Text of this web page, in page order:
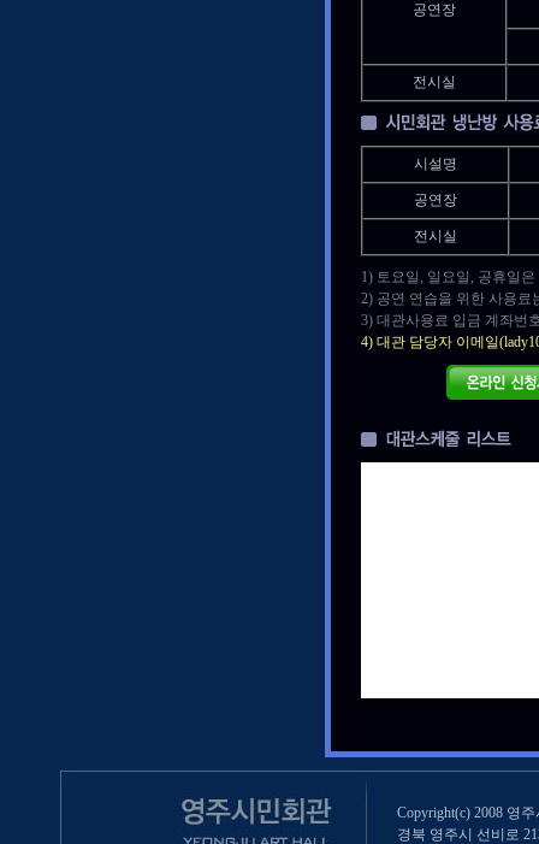
공연장
전시실
시설명
공연장
전시실
1) 토요일, 일요일, 공휴일
2) 공연 연습을 위한 사용료
3) 대관사용료 입금 계좌번
4) 대관 담당자 이메일
Copyright(c) 2008 영
경북 영주시 선비로